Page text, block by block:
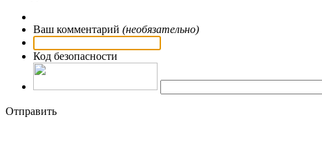
Ваш комментарий (необязательно)
Код безопасности
Отправить